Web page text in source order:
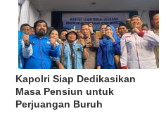
Kapolri Siap Dedikasikan
Masa Pensiun untuk
Perjuangan Buruh